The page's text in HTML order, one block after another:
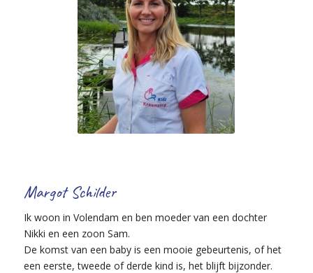
Margot Schilder
Ik woon in Volendam en ben moeder van een dochter
Nikki en een zoon Sam.
De komst van een baby is een mooie gebeurtenis, of het
een eerste, tweede of derde kind is, het blijft bijzonder.